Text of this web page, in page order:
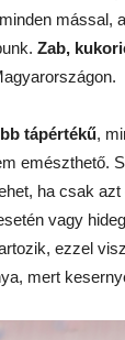
mással,
Zab,
tápértékű,
emészthető.
ha csak
vagy
ezzel
mert